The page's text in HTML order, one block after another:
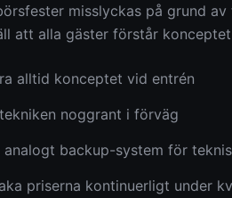
misslyckas på grund
att alla gäster förstår
alltid konceptet vid entrén
noggrant i förväg
analogt backup-system för
priserna kontinuerligt under